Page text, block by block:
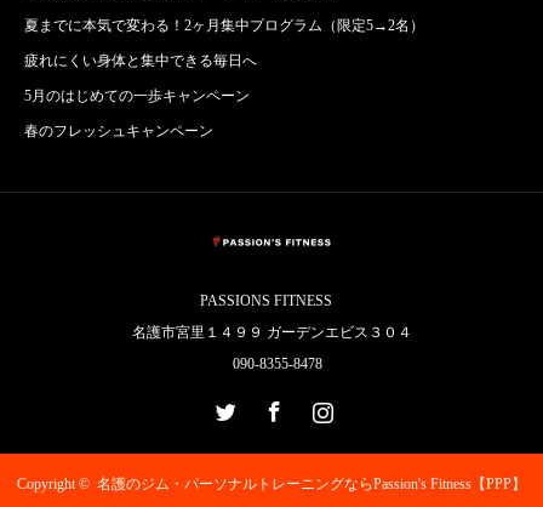
夏までに本気で変わる！2ヶ月集中プログラム（限定5→2名）
疲れにくい身体と集中できる毎日へ
5月のはじめての一歩キャンペーン
春のフレッシュキャンペーン
PASSIONS FITNESS
名護市宮里１４９９ ガーデンエビス３０４
090-8355-8478
Copyright © 名護のジム・パーソナルトレーニングならPassion's Fitness【PPP】